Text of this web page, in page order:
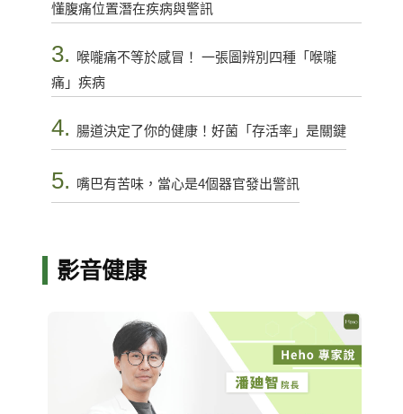
懂腹痛位置潛在疾病與警訊
3.
喉嚨痛不等於感冒！ 一張圖辨別四種「喉嚨
痛」疾病
4. 腸道決定了你的健康！好菌「存活率」是關鍵
5. 嘴巴有苦味，當心是4個器官發出警訊
影音健康